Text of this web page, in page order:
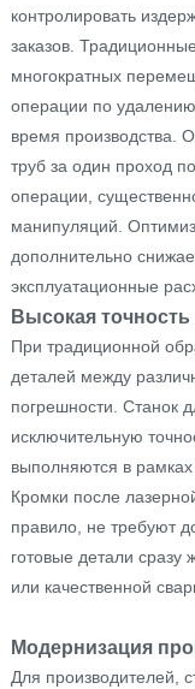
контролировать
заказов.
многократных
операции по
время производства.
труб за один проход
операции,
манипуляций.
дополнительно
эксплуатационные
Высокая
При традиционной
деталей между
погрешности. Станок
исключительную
выполняются в
Кромки после
правило, не требуют
готовые детали
или качественной
Модернизация
Для производителей,